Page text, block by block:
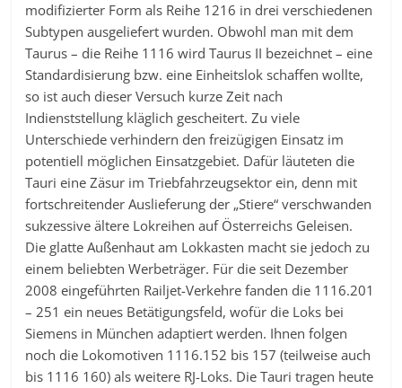
modifizierter Form als Reihe 1216 in drei verschiedenen
Subtypen ausgeliefert wurden. Obwohl man mit dem
Taurus – die Reihe 1116 wird Taurus II bezeichnet – eine
Standardisierung bzw. eine Einheitslok schaffen wollte,
so ist auch dieser Versuch kurze Zeit nach
Indienststellung kläglich gescheitert. Zu viele
Unterschiede verhindern den freizügigen Einsatz im
potentiell möglichen Einsatzgebiet. Dafür läuteten die
Tauri eine Zäsur im Triebfahrzeugsektor ein, denn mit
fortschreitender Auslieferung der „Stiere“ verschwanden
sukzessive ältere Lokreihen auf Österreichs Geleisen.
Die glatte Außenhaut am Lokkasten macht sie jedoch zu
einem beliebten Werbeträger. Für die seit Dezember
2008 eingeführten Railjet-Verkehre fanden die 1116.201
– 251 ein neues Betätigungsfeld, wofür die Loks bei
Siemens in München adaptiert werden. Ihnen folgen
noch die Lokomotiven 1116.152 bis 157 (teilweise auch
bis 1116 160) als weitere RJ-Loks. Die Tauri tragen heute